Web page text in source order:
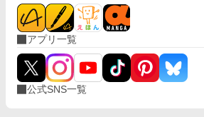
アプリ一覧
公式SNS一覧